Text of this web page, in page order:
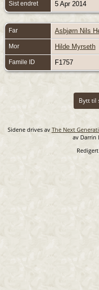
Sist endret 5 Apr 2014
Far Asbjørn Nils
Mor Hilde Myrseth
Famile ID F1757
Bytt til
Sidene drives av The Next
av Darrin